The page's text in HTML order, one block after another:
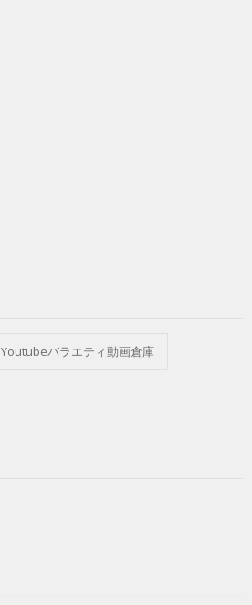
Youtubeバラエティ動画倉庫